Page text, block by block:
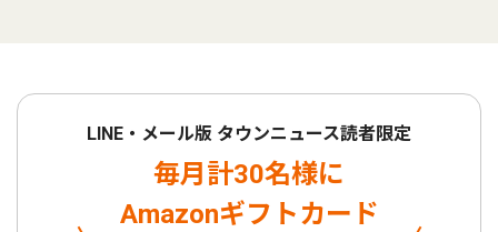
LINE・メール版 タウンニュース読者限定
毎月計30名様に
Amazonギフトカード